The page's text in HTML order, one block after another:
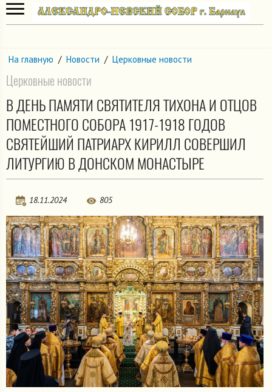
На главную / Новости / Церковные новости
Церковные новости
В ДЕНЬ ПАМЯТИ СВЯТИТЕЛЯ ТИХОНА И ОТЦОВ
ПОМЕСТНОГО СОБОРА 1917-1918 ГОДОВ
СВЯТЕЙШИЙ ПАТРИАРХ КИРИЛЛ СОВЕРШИЛ
ЛИТУРГИЮ В ДОНСКОМ МОНАСТЫРЕ
18.11.2024 805